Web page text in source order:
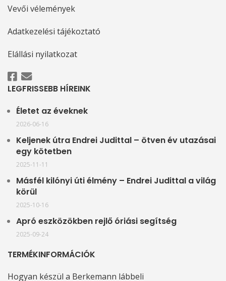
Vevői vélemények
Adatkezelési tájékoztató
Elállási nyilatkozat
LEGFRISSEBB HÍREINK
Életet az éveknek
2026-06-16
Keljenek útra Endrei Judittal – ötven év utazásai
egy kötetben
2025-11-11
Másfél kilónyi úti élmény – Endrei Judittal a világ
körül
2025-10-16
Apró eszközökben rejlő óriási segítség
2025-09-24
TERMÉKINFORMÁCIÓK
Hogyan készül a Berkemann lábbeli